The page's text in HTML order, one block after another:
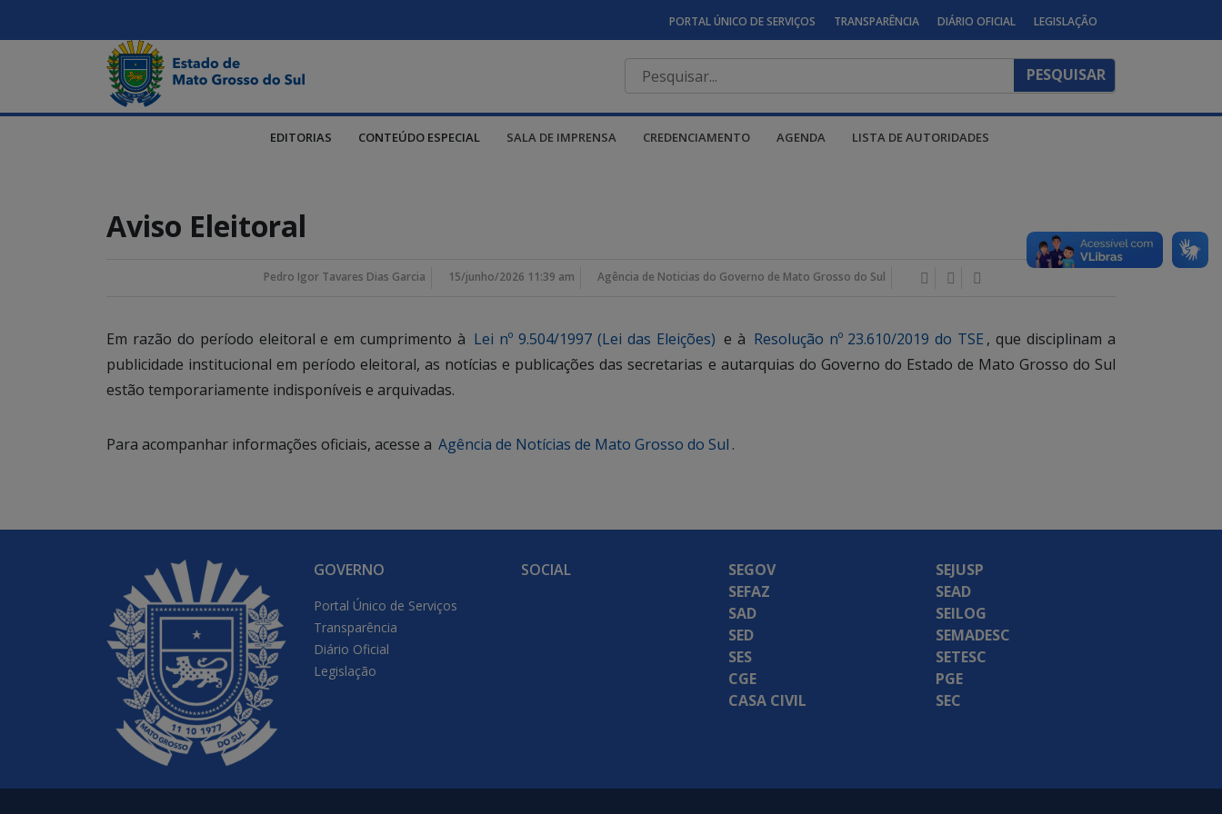
PORTAL ÚNICO DE SERVIÇOS TRANSPARÊNCIA DIÁRIO OFICIAL LEGISLAÇÃO
EDITORIAS CONTEÚDO ESPECIAL SALA DE IMPRENSA CREDENCIAMENTO AGENDA LISTA DE AUTORIDADES
Aviso Eleitoral
Pedro Igor Tavares Dias Garcia 15/junho/2026 11:39 am Agência de Noticias do Governo de Mato Grosso do Sul
Em razão do período eleitoral e em cumprimento à Lei nº 9.504/1997 (Lei das Eleições) e à Resolução nº 23.610/2019 do TSE , que disciplinam a
publicidade institucional em período eleitoral, as notícias e publicações das secretarias e autarquias do Governo do Estado de Mato Grosso do Sul
estão temporariamente indisponíveis e arquivadas.
Para acompanhar informações oficiais, acesse a Agência de Notícias de Mato Grosso do Sul .
GOVERNO
Portal Único de Serviços
Transparência
Diário Oficial
Legislação
SOCIAL
SEGOV
SEFAZ
SAD
SED
SES
CGE
CASA CIVIL
SEJUSP
SEAD
SEILOG
SEMADESC
SETESC
PGE
SEC